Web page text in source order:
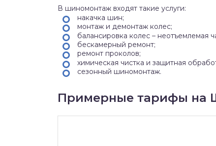
В шиномонтаж входят такие услуги:
накачка шин;
монтаж и демонтаж колес;
балансировка колес – неотъемлемая
бескамерный ремонт;
ремонт проколов;
химическая чистка и защитная
сезонный шиномонтаж.
Примерные тарифы на